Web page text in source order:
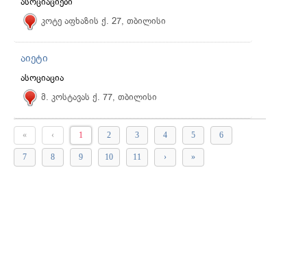
კოტე აფხაზის ქ. 27, თბილისი
აიეტი
ასოციაცია
მ. კოსტავას ქ. 77, თბილისი
« ‹ 1 2 3 4 5 6
7 8 9 10 11 › »